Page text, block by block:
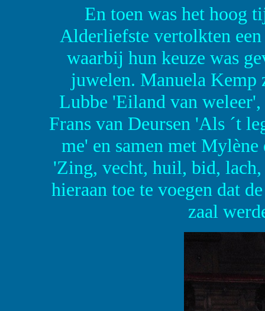
En toen was het hoog
Alderliefste vertolkten
waarbij hun keuze was
juwelen. Manuela Kemp
Lubbe 'Eiland van
Frans van Deursen 'Als ´t
me' en samen met
'Zing, vecht, huil, bid,
hieraan toe te voegen dat
zaal